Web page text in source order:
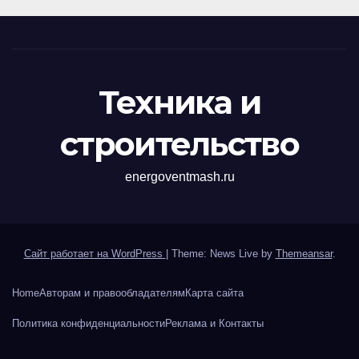
Техника и
строительство
energoventmash.ru
Сайт работает на WordPress Theme: News Live by Themeansar.
HomeАвторам и правообладателямКарта сайта
Политика конфиденциальностиРеклама и Контакты